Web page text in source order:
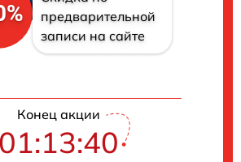
предварительной
записи на сайте
Конец акции
01:13:40